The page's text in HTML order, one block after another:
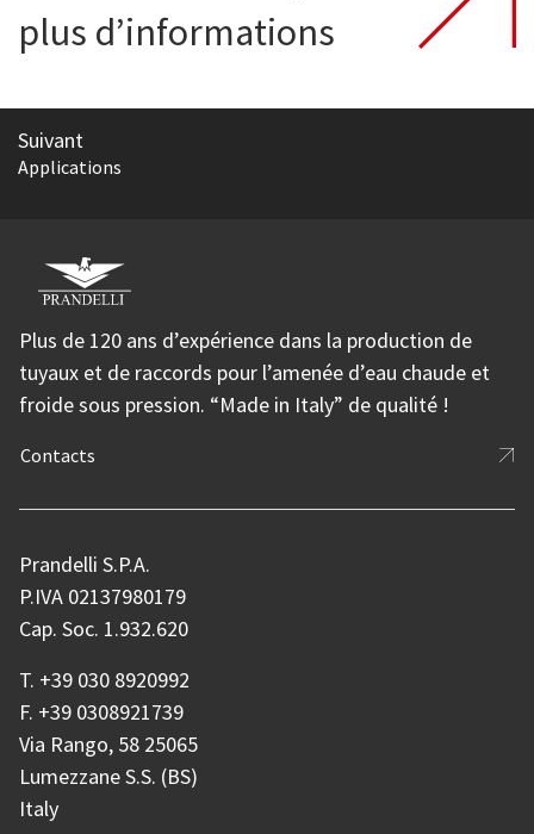
plus d’informations
Suivant
Applications
Plus de 120 ans d’expérience dans la production de
tuyaux et de raccords pour l’amenée d’eau chaude et
froide sous pression. “Made in Italy” de qualité !
Contacts
Prandelli S.P.A.
P.IVA 02137980179
Cap. Soc. 1.932.620
T. +39 030 8920992
F. +39 0308921739
Via Rango, 58 25065
Lumezzane S.S. (BS)
Italy